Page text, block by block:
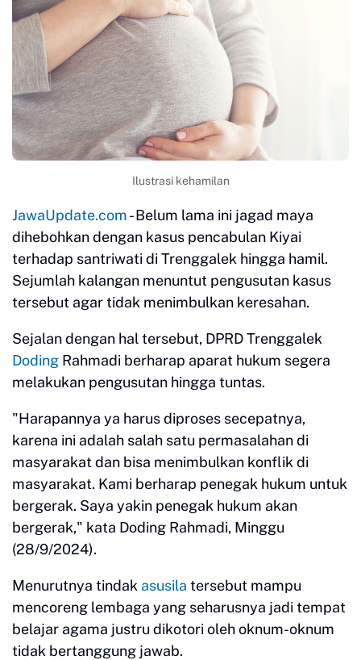
Ilustrasi kehamilan
JawaUpdate.com- Belum lama ini jagad maya
dihebohkan dengan kasus pencabulan Kiyai
terhadap santriwati di Trenggalek hingga hamil.
Sejumlah kalangan menuntut pengusutan kasus
tersebut agar tidak menimbulkan keresahan.
Sejalan dengan hal tersebut, DPRD Trenggalek
Doding Rahmadi berharap aparat hukum segera
melakukan pengusutan hingga tuntas.
"Harapannya ya harus diproses secepatnya,
karena ini adalah salah satu permasalahan di
masyarakat dan bisa menimbulkan konflik di
masyarakat. Kami berharap penegak hukum untuk
bergerak. Saya yakin penegak hukum akan
bergerak," kata Doding Rahmadi, Minggu
(28/9/2024).
Menurutnya tindak asusila tersebut mampu
mencoreng lembaga yang seharusnya jadi tempat
belajar agama justru dikotori oleh oknum-oknum
tidak bertanggung jawab.